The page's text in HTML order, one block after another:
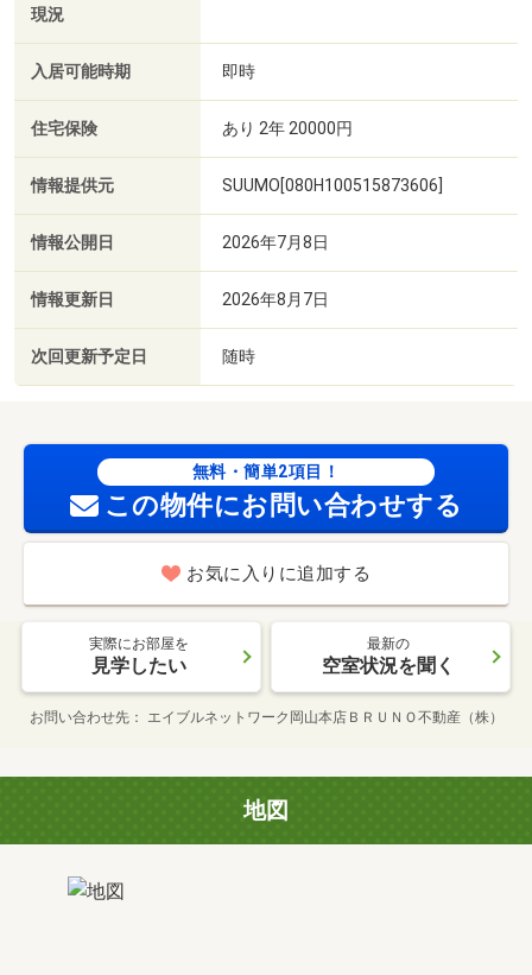
現況
入居可能時期 即時
住宅保険 あり 2年 20000円
情報提供元 SUUMO[080H100515873606]
情報公開日 2026年7月8日
情報更新日 2026年8月7日
次回更新予定日 随時
無料・簡単2項目！
この物件にお問い合わせする
お気に入りに追加する
実際にお部屋を
見学したい
最新の
空室状況を聞く
お問い合わせ先 エイブルネットワーク岡山本店ＢＲＵＮＯ不動産（株）
地図